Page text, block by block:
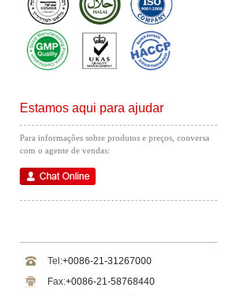
Estamos aqui para ajudar
Para informações sobre produtos e preços, conversa
com o agente de vendas:
Tel:+0086-21-31267000
Fax:+0086-21-58768440